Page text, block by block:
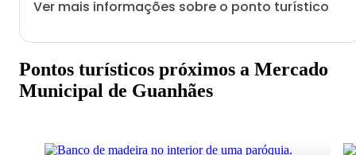
Ver mais informações sobre o ponto turístico
Pontos turísticos próximos a Mercado
Municipal de Guanhães